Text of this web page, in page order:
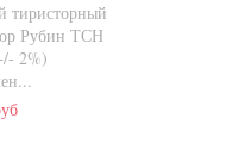
тиристорный
Рубин ТСН
2%)